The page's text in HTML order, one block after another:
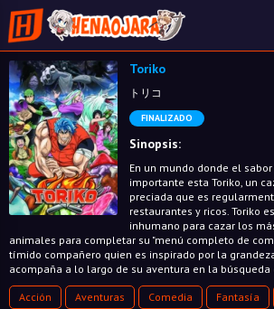
Toriko
トリコ
FINALIZADO
Sinopsis:
En un mundo donde el
importante esta Toriko, un
preciada que es
restaurantes y ricos. Toriko
inhumano para cazar los
animales para completar su "menú completo de
tímido compañero quien es inspirado por la
acompaña a lo largo de su aventura en la
Acción Aventuras Comedia Fantasía